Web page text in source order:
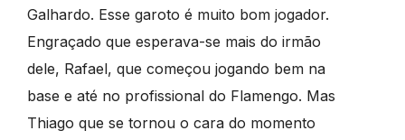
Galhardo. Esse garoto é muito bom jogador.
Engraçado que esperava-se mais do irmão
dele, Rafael, que começou jogando bem na
base e até no profissional do Flamengo. Mas
Thiago que se tornou o cara do momento